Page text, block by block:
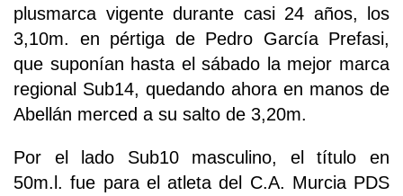
plusmarca vigente durante casi 24 años, los
3,10m. en pértiga de Pedro García Prefasi,
que suponían hasta el sábado la mejor marca
regional Sub14, quedando ahora en manos de
Abellán merced a su salto de 3,20m.
Por el lado Sub10 masculino, el título en
50m.l. fue para el atleta del C.A. Murcia PDS